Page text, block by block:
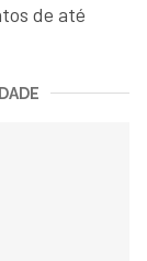
de até